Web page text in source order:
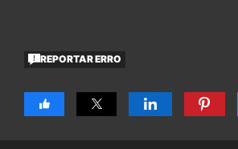
REPORTAR ERRO